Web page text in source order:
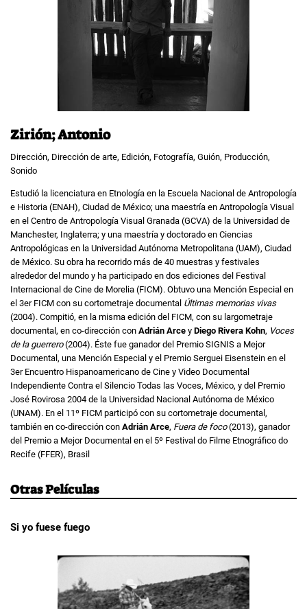
Zirión; Antonio
Dirección, Dirección de arte, Edición, Fotografía, Guión, Producción,
Sonido
Estudió la licenciatura en Etnología en la Escuela Nacional de Antropología
e Historia (ENAH), Ciudad de México; una maestría en Antropología Visual
en el Centro de Antropología Visual Granada (GCVA) de la Universidad de
Manchester, Inglaterra; y una maestría y doctorado en Ciencias
Antropológicas en la Universidad Autónoma Metropolitana (UAM), Ciudad
de México. Su obra ha recorrido más de 40 muestras y festivales
alrededor del mundo y ha participado en dos ediciones del Festival
Internacional de Cine de Morelia (FICM). Obtuvo una Mención Especial en
el 3er FICM con su cortometraje documental Últimas memorias vivas
(2004). Compitió, en la misma edición del FICM, con su largometraje
documental, en co-dirección con Adrián Arce y Diego Rivera Kohn, Voces
de la guerrero(2004). Éste fue ganador del Premio SIGNIS a Mejor
Documental, una Mención Especial y el Premio Serguei Eisenstein en el
3er Encuentro Hispanoamericano de Cine y Video Documental
Independiente Contra el Silencio Todas las Voces, México, y del Premio
José Rovirosa 2004 de la Universidad Nacional Autónoma de México
(UNAM). En el 11º FICM participó con su cortometraje documental,
también en co-dirección con Adrián Arce, Fuera de foco(2013), ganador
del Premio a Mejor Documental en el 5º Festival do Filme Etnográfico do
Recife (FFER), Brasil
Otras Películas
Si yo fuese fuego